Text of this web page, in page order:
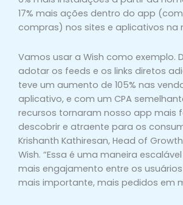
17% mais ações dentro do app
compras) nos sites e aplicativos na
Vamos usar a Wish como exemplo.
adotar os feeds e os links diretos
teve um aumento de 105% nas
aplicativo, e com um CPA
recursos tornaram nosso app mais
descobrir e atraente para os
Krishanth Kathiresan, Head of
Wish. “Essa é uma maneira
mais engajamento entre os
mais importante, mais pedidos em